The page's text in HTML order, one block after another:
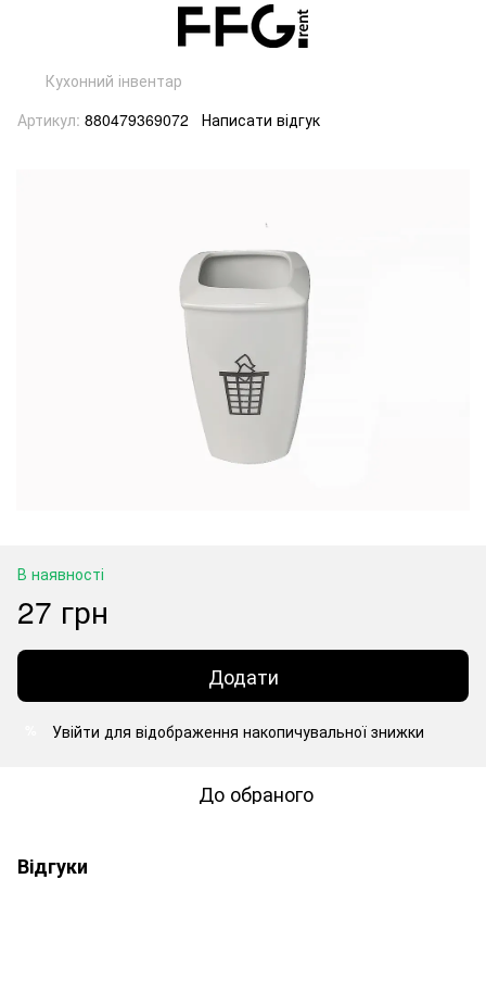
Кухонний інвентар
Артикул: 880479369072 Написати відгук
В наявності
27 грн
Додати
Увійти для відображення накопичувальної знижки
До обраного
Відгуки